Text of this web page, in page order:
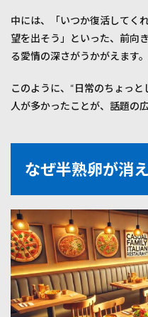
った
半熟
卵だ
い！
にも
た人
ニュ
ーと
は？
3.2
逆に
増え
た・
変わ
っ
中には、「いつか復活してく
望を出そう」といった、前向
る愛情の深さがうかがえます。
このように、“日常のちょっ
人が多かったことが、話題の
なぜ半熟卵が消